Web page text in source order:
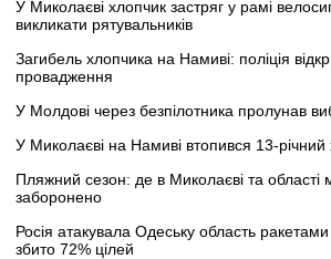
У Миколаєві хлопчик застряг у рамі
викликати рятувальників
Загибель хлопчика на Намиві: поліція
провадження
У Молдові через безпілотника пролунав
У Миколаєві на Намиві втопився 13-
Пляжний сезон: де в Миколаєві та області
заборонено
Росія атакувала Одеську область
збито 72% цілей